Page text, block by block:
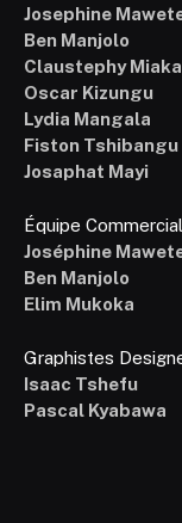
Josephine
Ben Manjolo
Claustephy
Oscar Kizungu
Lydia Mangala
Fiston Tshibangu
Josaphat Mayi
Équipe
Joséphine
Ben Manjolo
Elim Mukoka
Graphistes
Isaac Tshefu
Pascal Kyabawa